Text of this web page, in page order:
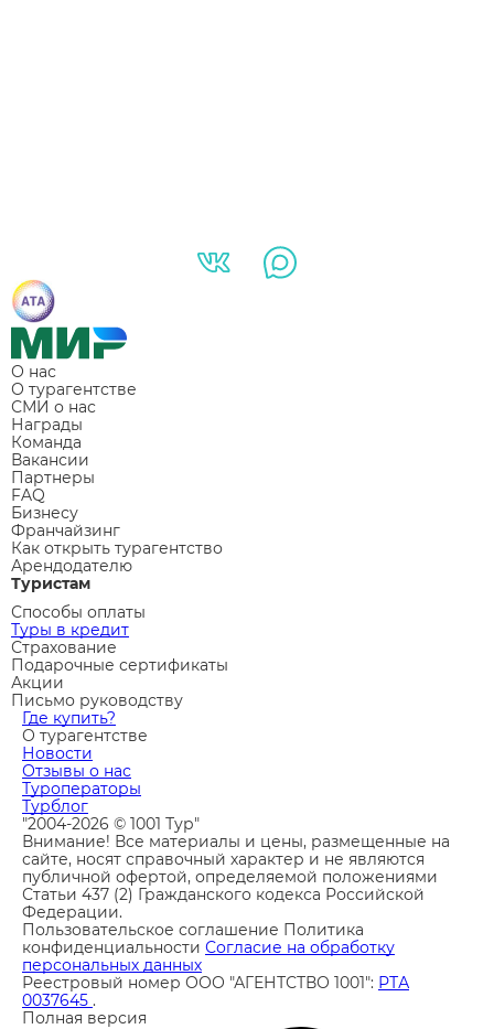
О нас
О турагентстве
СМИ о нас
Награды
Команда
Вакансии
Партнеры
FAQ
Бизнесу
Франчайзинг
Как открыть турагентство
Арендодателю
Туристам
Способы оплаты
Туры в кредит
Страхование
Подарочные сертификаты
Акции
Письмо руководству
Где купить?
О турагентстве
Новости
Отзывы о нас
Туроператоры
Турблог
"2004-2026 © 1001 Тур"
Внимание! Все материалы и цены, размещенные на
сайте, носят справочный характер и не являются
публичной офертой, определяемой положениями
Статьи 437 (2) Гражданского кодекса Российской
Федерации.
Пользовательское соглашение Политика
конфиденциальности Согласие на обработку
персональных данных
Реестровый номер ООО "АГЕНТСТВО 1001": РТА
0037645 .
Полная версия